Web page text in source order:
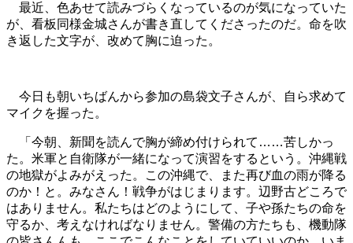
最近、色あせて読みづらくなっているのが気になっていた
が、看板同様金城さんが書き直してくださったのだ。命を吹
き返した文字が、改めて胸に迫った。
今日も朝いちばんから参加の島袋文子さんが、自ら求めて
マイクを握った。
「今朝、新聞を読んで胸が締め付けられて……苦しかっ
た。米軍と自衛隊が一緒になって演習をするという。沖縄戦
の地獄がよみがえった。この沖縄で、また再び血の雨が降る
のか！と。みなさん！戦争がはじまります。辺野古どころで
はありません。私たちはどのようにして、子や孫たちの命を
守るか、考えなければなりません。警備の方たちも、機動隊